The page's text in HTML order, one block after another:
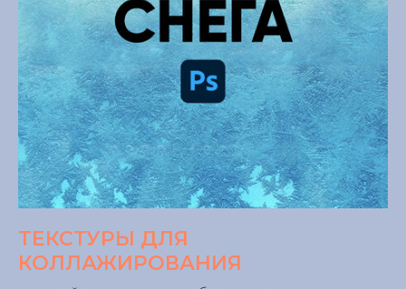
ТЕКСТУРЫ ДЛЯ
КОЛЛАЖИРОВАНИЯ